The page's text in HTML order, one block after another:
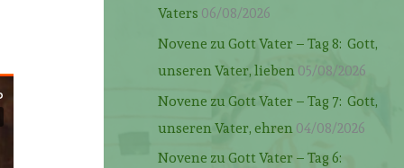
Vaters 06/08/2026
Novene zu Gott Vater – Tag 8: Gott,
unseren Vater, lieben 05/08/2026
Novene zu Gott Vater – Tag 7: Gott,
unseren Vater, ehren 04/08/2026
Novene zu Gott Vater – Tag 6: